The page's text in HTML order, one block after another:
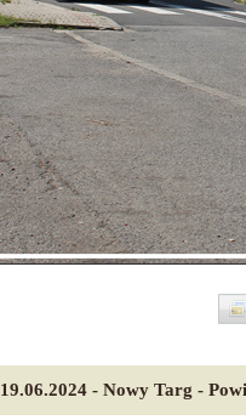
19.06.2024 - Nowy Targ -